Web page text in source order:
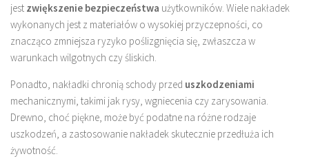
jest zwiększenie bezpieczeństwa użytkowników. Wiele nakładek
wykonanych jest z materiałów o wysokiej przyczepności, co
znacząco zmniejsza ryzyko poślizgnięcia się, zwłaszcza w
warunkach wilgotnych czy śliskich.
Ponadto, nakładki chronią schody przed uszkodzeniami
mechanicznymi, takimi jak rysy, wgniecenia czy zarysowania.
Drewno, choć piękne, może być podatne na różne rodzaje
uszkodzeń, a zastosowanie nakładek skutecznie przedłuża ich
żywotność.